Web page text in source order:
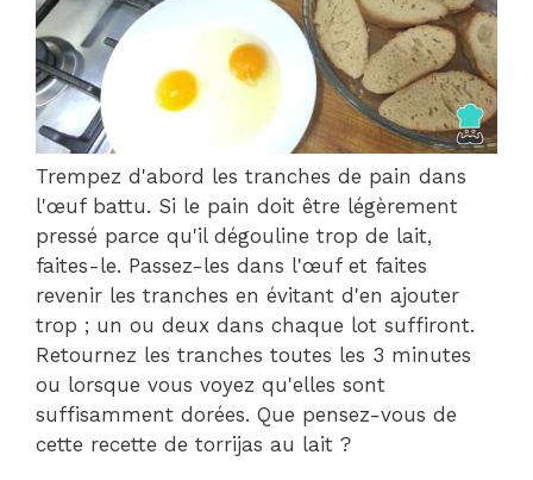
Trempez d'abord les tranches de pain dans
l'œuf battu. Si le pain doit être légèrement
pressé parce qu'il dégouline trop de lait,
faites-le. Passez-les dans l'œuf et faites
revenir les tranches en évitant d'en ajouter
trop ; un ou deux dans chaque lot suffiront.
Retournez les tranches toutes les 3 minutes
ou lorsque vous voyez qu'elles sont
suffisamment dorées. Que pensez-vous de
cette recette de torrijas au lait ?